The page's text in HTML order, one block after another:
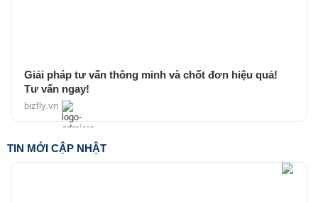
Giải pháp tư vấn thông minh và chốt đơn hiệu quả!
Tư vấn ngay!
bizfly.vn
TIN MỚI CẬP NHẬT